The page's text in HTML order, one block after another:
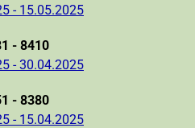
- 15.05.2025
- 8410
- 30.04.2025
- 8380
- 15.04.2025